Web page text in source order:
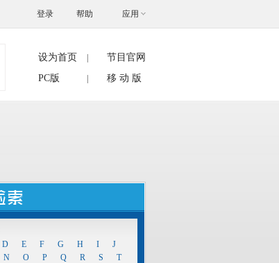
帮助 应用
登录
设为首页
节目官网
PC版
移 动 版
D E F G H I
J
N O P Q R S
T